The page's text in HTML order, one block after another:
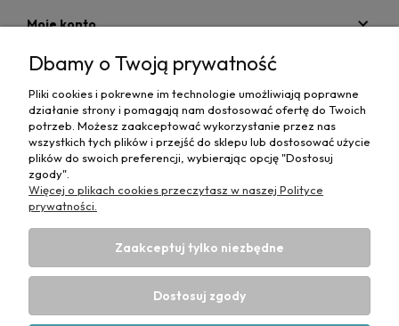
Moje konto
Płatności i dostawa
Informacje
O nas
Projekt i wykonanie:Ecommercy.pl
DANE DO PRZELEWU TRADYCYJNEGO
43-516 ZABRZEG
Dbamy o Twoją prywatność
Pliki cookies i pokrewne im technologie umożliwiają poprawne
działanie strony i pomagają nam dostosować ofertę do Twoich
potrzeb. Możesz zaakceptować wykorzystanie przez nas
wszystkich tych plików i przejść do sklepu lub dostosować użycie
plików do swoich preferencji, wybierając opcję "Dostosuj
zgody".
Więcej o plikach cookies przeczytasz w naszej Polityce
prywatności.
Zaakceptuj tylko niezbędne
Dostosuj zgody